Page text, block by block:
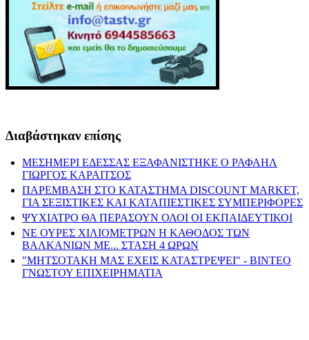
Διαβάστηκαν επίσης
ΜΕΣΗΜΕΡΙ ΕΔΕΣΣΑΣ ΕΞΑΦΑΝΙΣΤΗΚΕ Ο ΡΑΦΑΗΛ
ΓΙΩΡΓΟΣ ΚΑΡΑΙΤΣΟΣ
ΠΑΡΕΜΒΑΣΗ ΣΤΟ ΚΑΤΑΣΤΗΜΑ DISCOUNT MARKET,
ΓΙΑ ΣΕΞΙΣΤΙΚΕΣ ΚΑΙ ΚΑΤΑΠΙΕΣΤΙΚΕΣ ΣΥΜΠΕΡΙΦΟΡΕΣ
ΨΥΧΙΑΤΡΟ ΘΑ ΠΕΡΑΣΟΥΝ ΟΛΟΙ ΟΙ ΕΚΠΑΙΔΕΥΤΙΚΟΙ
ΝΕ ΟΥΡΕΣ ΧΙΛΙΟΜΕΤΡΩΝ Η ΚΑΘΟΔΟΣ ΤΩΝ
ΒΑΛΚΑΝΙΩΝ ΜΕ... ΣΤΑΣΗ 4 ΩΡΩΝ
"ΜΗΤΣΟΤΑΚΗ ΜΑΣ ΕΧΕΙΣ ΚΑΤΑΣΤΡΕΨΕΙ" - ΒΙΝΤΕΟ
ΓΝΩΣΤΟΥ ΕΠΙΧΕΙΡΗΜΑΤΙΑ